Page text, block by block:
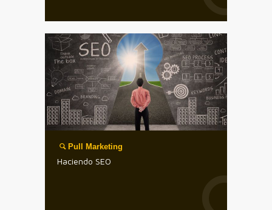
Pull Marketing
Haciendo SEO